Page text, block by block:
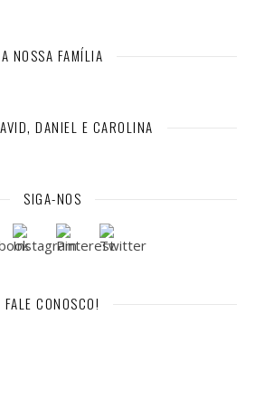
A NOSSA FAMÍLIA
DANIEL E CAROLINA
SIGA-NOS
FALE CONOSCO!